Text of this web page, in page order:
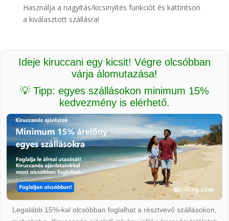
Használja a nagyítás/kicsinyítés funkciót és kattintson
a kiválasztott szállásra!
Ideje kiruccani egy kicsit! Végre olcsóbban
várja álomutazása!
💡 Tipp: egyes szállásokon minimum 15%
kedvezmény is elérhető.
Legalább 15%-kal olcsóbban foglalhat a résztvevő szállásokon,